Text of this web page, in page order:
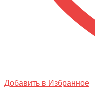
Добавить в Избранное